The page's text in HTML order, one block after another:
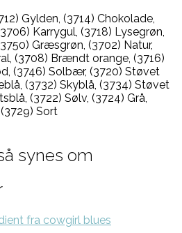
Gylden, (3714) Chokolade,
Karrygul, (3718) Lysegrøn,
Græsgrøn, (3702) Natur,
(3708) Brændt orange, (3716)
(3746) Solbær, (3720) Støvet
(3732) Skyblå, (3734) Støvet
(3722) Sølv, (3724) Grå,
Sort
synes om